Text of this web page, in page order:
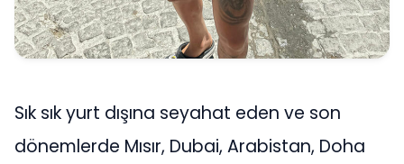
Sık sık yurt dışına seyahat eden ve son
dönemlerde Mısır, Dubai, Arabistan, Doha